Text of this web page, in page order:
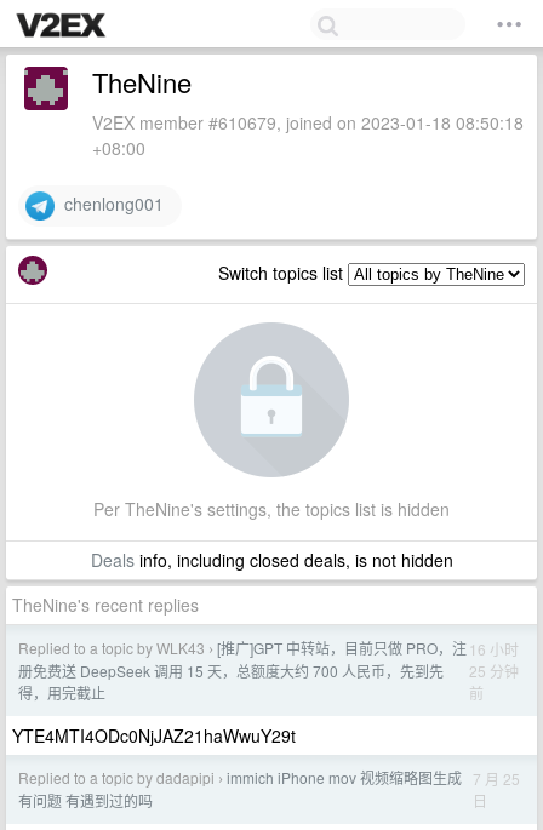
TheNine
V2EX member #610679, joined on 2023-01-18 08:50:18
+08:00
chenlong001
Switch topics list
Per TheNine's settings, the topics list is hidden
Dealsinfo, including closed deals, is not hidden
TheNine's recent replies
Replied to a topic by WLK43 › [推广]GPT 中转站，目前只做 PRO，注
册免费送 DeepSeek 调用 15 天，总额度大约 700 人民币，先到先
得，用完截止
16 小时
25 分钟
前
YTE4MTI4ODc0NjJAZ21haWwuY29t
Replied to a topic by dadapipi › immich iPhone mov 视频缩略图生成
有问题 有遇到过的吗
7 月 25
日